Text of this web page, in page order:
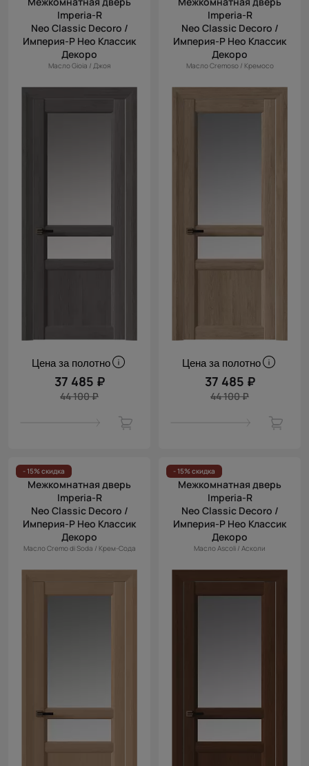
Imperia-R
Neo Classic Decoro /
Империя-Р Нео Классик
Декоро
Масло Gioia / Джоя
Цена за полотно
37 485 ₽
44 100 ₽
Imperia-R
Neo Classic Decoro /
Империя-Р Нео Классик
Декоро
Масло Cremoso / Кремосо
Цена за полотно
37 485 ₽
44 100 ₽
- 15% скидка
Межкомнатная дверь
Imperia-R
Neo Classic Decoro /
Империя-Р Нео Классик
Декоро
Масло Cremo di Soda / Крем-Сода
- 15% скидка
Межкомнатная дверь
Imperia-R
Neo Classic Decoro /
Империя-Р Нео Классик
Декоро
Масло Ascoli / Асколи